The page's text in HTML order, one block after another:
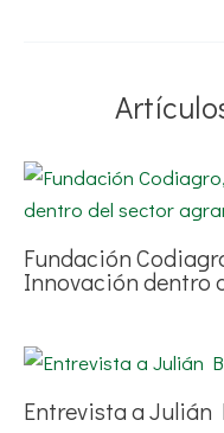
Fundación
Innovación dentro
Entrevista a Julián